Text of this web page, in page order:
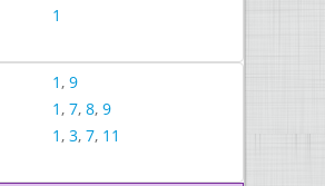
1
1, 9
1, 7, 8, 9
1, 3, 7, 11